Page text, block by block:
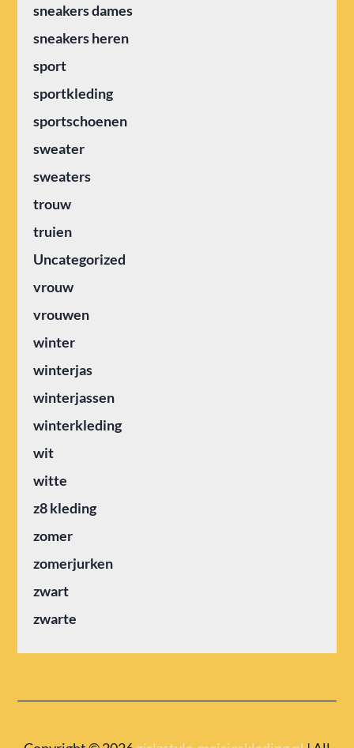
sneakers dames
sneakers heren
sport
sportkleding
sportschoenen
sweater
sweaters
trouw
truien
Uncategorized
vrouw
vrouwen
winter
winterjas
winterjassen
winterkleding
wit
witte
z8 kleding
zomer
zomerjurken
zwart
zwarte